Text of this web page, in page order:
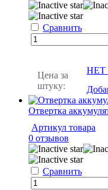
Сравнить
Цена за
штуку:
НЕТ
Отвертка
Артикул товара
0 отзывов
Сравнить